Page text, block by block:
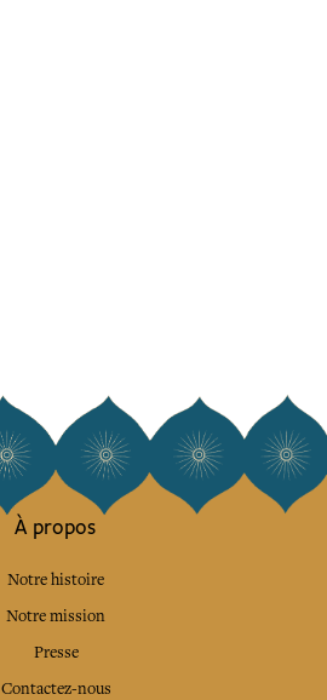
À propos
Notre histoire
Notre mission
Presse
Contactez-nous